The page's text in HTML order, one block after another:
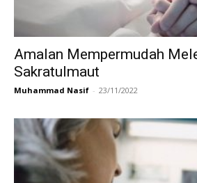
Amalan Mempermudah
Sakratulmaut
Muhammad Nasif - 23/11/2022